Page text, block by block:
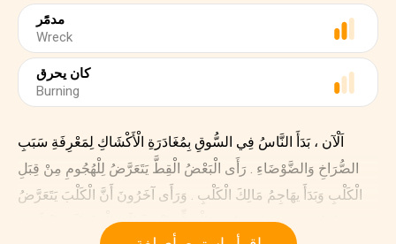
مدمًَر
Wreck
كان يحرق
Burning
اَلْآن ، بَدَأَ النَّاسُ فِي السُّوقِ بِمُغَادَرَةِ الْأَكْشَاكِ لِمَعْرِفَةِ سَبَبِ
الصُّرَاخِ وَالضَّوْضَاءِ . رَأَى الْبَعْضُ الْقِطَّ يَتَعَرَّضُ لِلْهُجُومِ مِنْ قِبَلِ
الْكَلْبِ وَبَدَأَ يهَاجِمُ مَالِكَ الْكَلْبِ . وَرَأَى آخَرُونَ أَنَّ الْكَلْبَ يَتَعَرَّضُ
لِهُجُومٍ مِنْ قِبَلِ صَاحِبِ الْقِطِّ وَانْضَمَّ إِلَى الْمَعْرَكَةِ . اِنْدَلَعَتْ